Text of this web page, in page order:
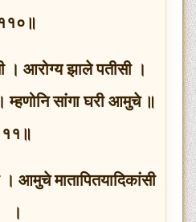
। आरोग्य झाले पतीसी ।
म्हणोनि सांगा घरी आमुचे ॥
११॥
। आमुचे मातापितयादिकांसी
।